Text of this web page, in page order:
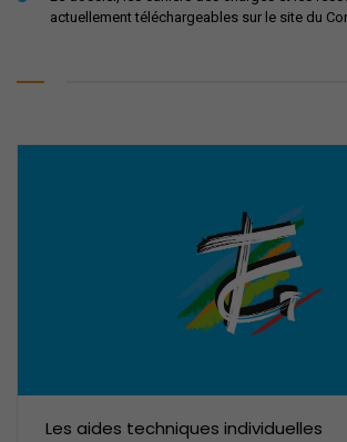
actuellement téléchargeables sur le site du
Les aides techniques individuelles